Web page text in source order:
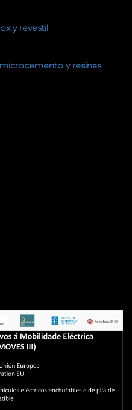
y revestil
y resinas